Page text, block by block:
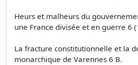
Heurs et malheurs du
une France divisée et en guerre 6
La fracture constitutionnelle et la
monarchique de Varennes 6 B.